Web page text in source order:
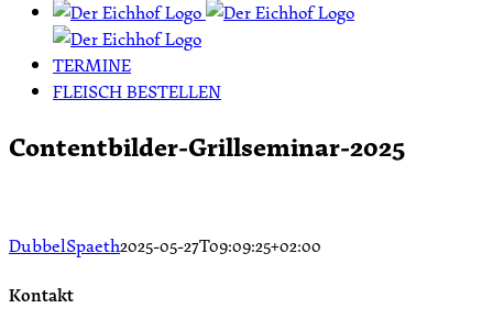
TERMINE
FLEISCH BESTELLEN
Contentbilder-Grillseminar-2025
DubbelSpaeth2025-05-27T09:09:25+02:00
Kontakt